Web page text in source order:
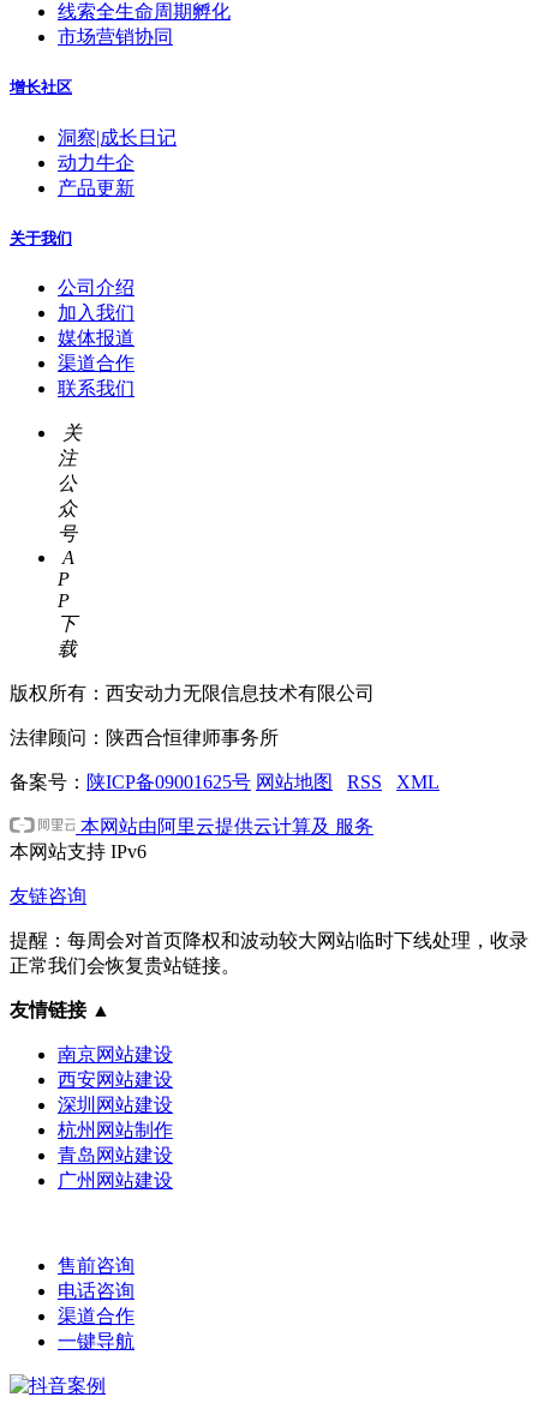
线索全生命周期孵化
市场营销协同
增长社区
洞察|成长日记
动力牛企
产品更新
关于我们
公司介绍
加入我们
媒体报道
渠道合作
联系我们
关
注
公
众
号
A
P
P
下
载
版权所有：西安动力无限信息技术有限公司
法律顾问：陕西合恒律师事务所
备案号： 陕ICP备09001625号 网站地图 RSS XML
本网站由阿里云提供云计算及 服务
本网站支持 IPv6
友链咨询
提醒：每周会对首页降权和波动较大网站临时下线处理，收录
正常我们会恢复贵站链接。
友情链接 ▲
南京网站建设
西安网站建设
深圳网站建设
杭州网站制作
青岛网站建设
广州网站建设
售前咨询
电话咨询
渠道合作
一键导航